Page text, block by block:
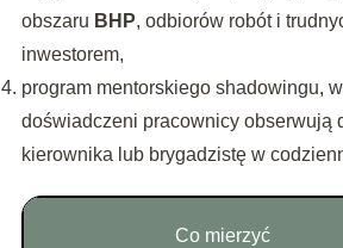
obszaru BHP, odbiorów robót i
inwestorem,
program mentorskiego shadowingu,
doświadczeni pracownicy obserwują
kierownika lub brygadzistę w
Co mierzyć